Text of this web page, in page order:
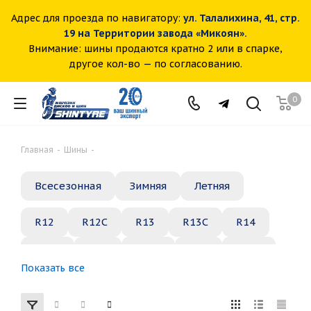
Адрес для проезда по навигатору: ул. Талалихина, 41, стр.
19 на Территории завода «Микоян».
Внимание: шины продаются кратно 2 или в спарке,
другое кол-во — по согласованию.
0
Главная - Шины -
Всесезонная Зимняя Летняя
R12 R12C R13 R13C R14
Показать все